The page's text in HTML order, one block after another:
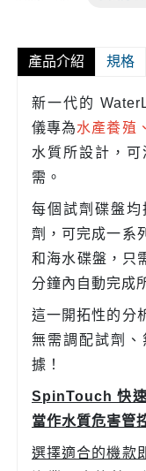
產品介紹 規格
新一代的
儀專為水產養殖
水質所設計，
需。
每個試劑碟盤
劑，可完成一系
和海水碟盤，只
分鐘內自動完成
這一開拓性的分
無需調配試劑
據！
SpinTouch 快
當作水質危害管
選擇適合的機款